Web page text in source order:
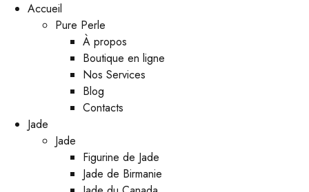
Accueil
Pure Perle
À propos
Boutique en ligne
Nos Services
Blog
Contacts
Jade
Jade
Figurine de Jade
Jade de Birmanie